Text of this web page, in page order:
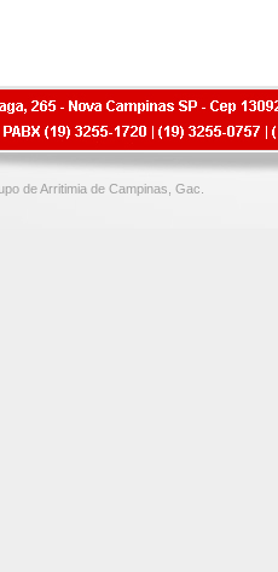
de Arritimia de Campinas, Gac.